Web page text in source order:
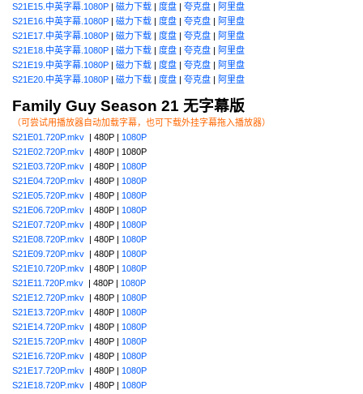
S21E15.中英字幕.1080P | 磁力下载 | 度盘 | 夸克盘 | 阿里盘
S21E16.中英字幕.1080P | 磁力下载 | 度盘 | 夸克盘 | 阿里盘
S21E17.中英字幕.1080P | 磁力下载 | 度盘 | 夸克盘 | 阿里盘
S21E18.中英字幕.1080P | 磁力下载 | 度盘 | 夸克盘 | 阿里盘
S21E19.中英字幕.1080P | 磁力下载 | 度盘 | 夸克盘 | 阿里盘
S21E20.中英字幕.1080P | 磁力下载 | 度盘 | 夸克盘 | 阿里盘
Family Guy Season 21 无字幕版
（可尝试用播放器自动加载字幕，也可下载外挂字幕拖入播放器）
S21E01.720P.mkv | 480P | 1080P
S21E02.720P.mkv | 480P | 1080P
S21E03.720P.mkv | 480P | 1080P
S21E04.720P.mkv | 480P | 1080P
S21E05.720P.mkv | 480P | 1080P
S21E06.720P.mkv | 480P | 1080P
S21E07.720P.mkv | 480P | 1080P
S21E08.720P.mkv | 480P | 1080P
S21E09.720P.mkv | 480P | 1080P
S21E10.720P.mkv | 480P | 1080P
S21E11.720P.mkv | 480P | 1080P
S21E12.720P.mkv | 480P | 1080P
S21E13.720P.mkv | 480P | 1080P
S21E14.720P.mkv | 480P | 1080P
S21E15.720P.mkv | 480P | 1080P
S21E16.720P.mkv | 480P | 1080P
S21E17.720P.mkv | 480P | 1080P
S21E18.720P.mkv | 480P | 1080P